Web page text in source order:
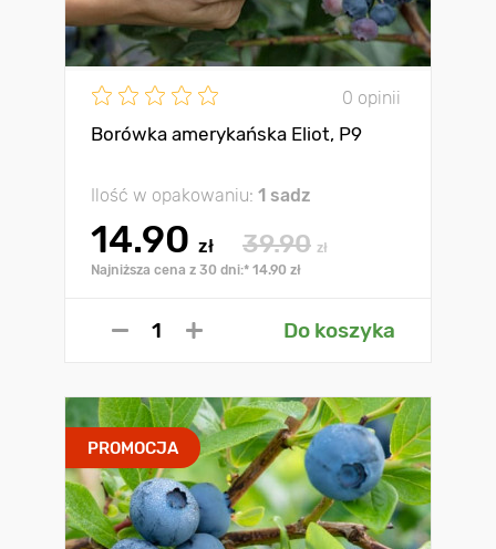
0 opinii
Borówka amerykańska Eliot, P9
Ilość w opakowaniu: 1 sadz
14.90 zł 39.90 zł
Najniższa cena z 30 dni:* 14.90 zł
Do koszyka
PROMOCJA